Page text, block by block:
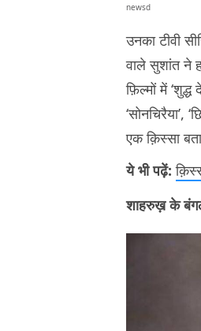
newsd
उनका टीवी
वाले सुशांत ने
फ़िल्मों में ‘शुद्ध
एक क़िस्सा
ये भी पढ़ें:
शाहरुख़ के